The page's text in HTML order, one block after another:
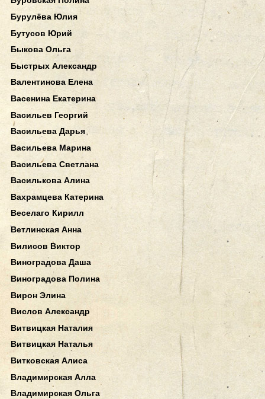
Бурулёва Юлия
Бутусов Юрий
Быкова Ольга
Быстрых Александр
Валентинова Елена
Васенина Екатерина
Васильев Георгий
Васильева Дарья
Васильева Марина
Васильева Светлана
Василькова Алина
Вахрамцева Катерина
Веселаго Кирилл
Ветлинская Анна
Вилисов Виктор
Виноградова Даша
Виноградова Полина
Вирон Элина
Вислов Александр
Витвицкая Наталия
Витвицкая Наталья
Витковская Алиса
Владимирская Алла
Владимирская Ольга